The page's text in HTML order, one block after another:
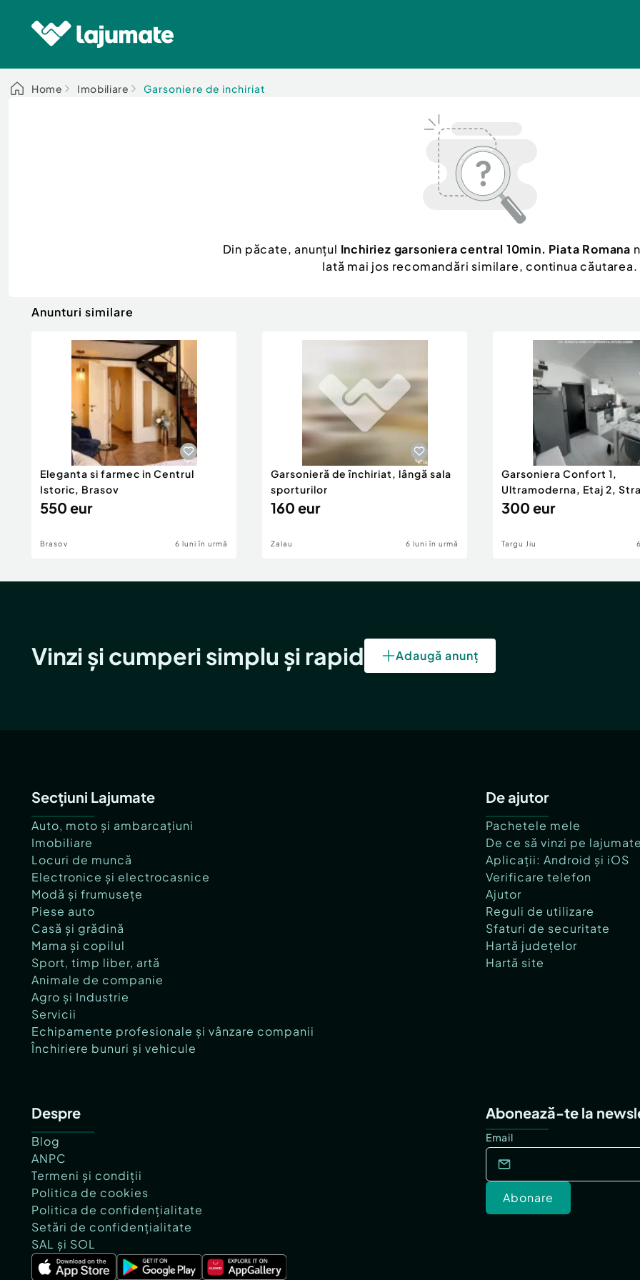
Home Imobiliare Garsoniere de inchiriat
Din păcate, anunțul Inchiriez garsoniera central 10min. Piata Romana
Iată mai jos recomandări similare, continua căutarea.
Anunturi similare
Eleganta si farmec in Centrul
Istoric, Brasov
550 eur
Brasov 6 luni în urmă
Garsonieră de închiriat, lângă sala
sporturilor
160 eur
Zalau 6 luni în urmă
Garsoniera Confort 1,
Ultramoderna, Etaj 2,
2
300 eur
Targu Jiu
Vinzi și cumperi simplu și rapid Adaugă anunț
Secțiuni Lajumate
Auto, moto și ambarcațiuni
Imobiliare
Locuri de muncă
Electronice și electrocasnice
Modă și frumusețe
Piese auto
Casă și grădină
Mama și copilul
Sport, timp liber, artă
Animale de companie
Agro și Industrie
Servicii
Echipamente profesionale și vânzare companii
Închiriere bunuri și vehicule
De ajutor
Pachetele mele
De ce să vinzi pe
Aplicații: Android și iOS
Verificare telefon
Ajutor
Reguli de utilizare
Sfaturi de securitate
Hartă județelor
Hartă site
Despre
Blog
ANPC
Termeni și condiții
Politica de cookies
Politica de confidențialitate
Setări de confidențialitate
SAL și SOL
Abonează-te la
Email
Abonare